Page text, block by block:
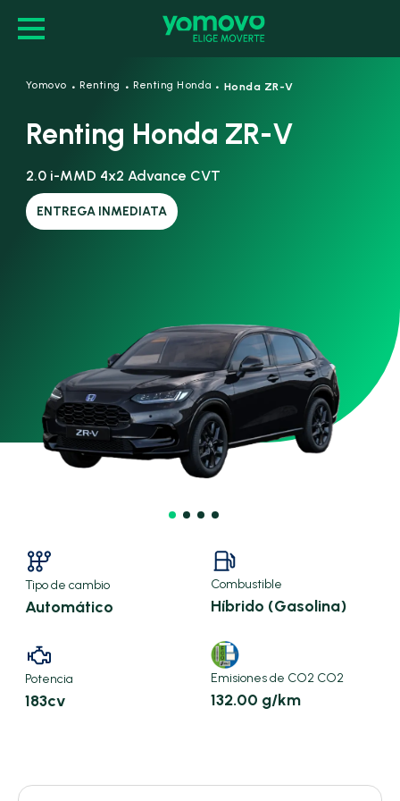
Yomovo · Renting · Renting Honda · Honda ZR-V
Renting Honda ZR-V
2.0 i-MMD 4x2 Advance CVT
ENTREGA INMEDIATA
Tipo de cambio
Automático
Combustible
Híbrido (Gasolina)
Potencia
183cv
Emisiones de CO2 CO2
132.00 g/km